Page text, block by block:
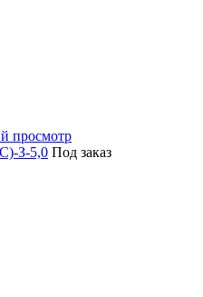
просмотр
З-5,0 Под заказ